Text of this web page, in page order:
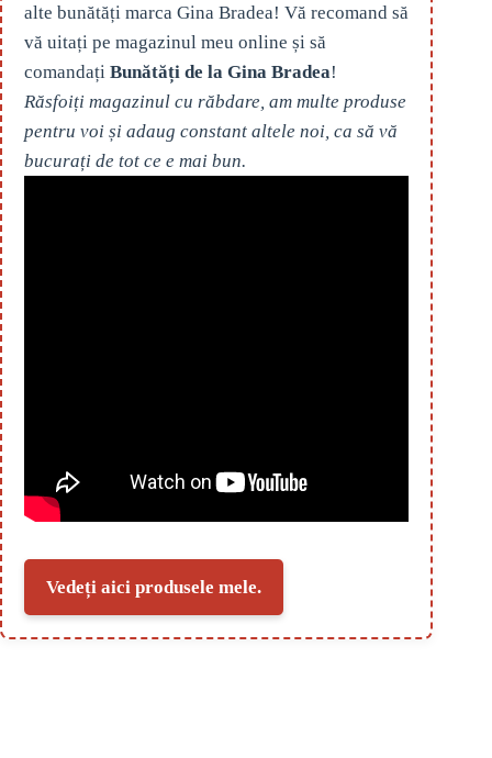
alte bunătăți marca Gina Bradea! Vă recomand să
vă uitați pe magazinul meu online și să
comandați Bunătăți de la Gina Bradea!
Răsfoiți magazinul cu răbdare, am multe produse
pentru voi și adaug constant altele noi, ca să vă
bucurați de tot ce e mai bun.
Vedeți aici produsele mele.